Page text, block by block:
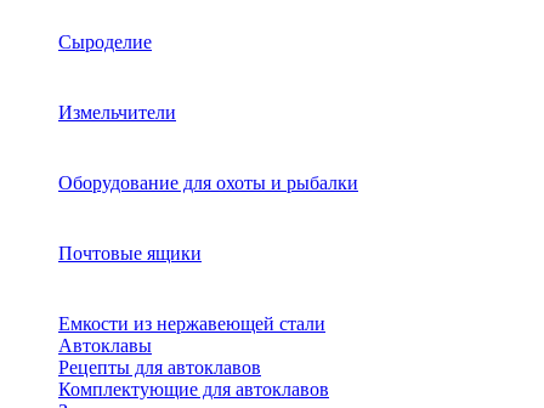
Сыроделие
Измельчители
Оборудование для охоты и рыбалки
Почтовые ящики
Емкости из нержавеющей стали
Автоклавы
Рецепты для автоклавов
Комплектующие для автоклавов